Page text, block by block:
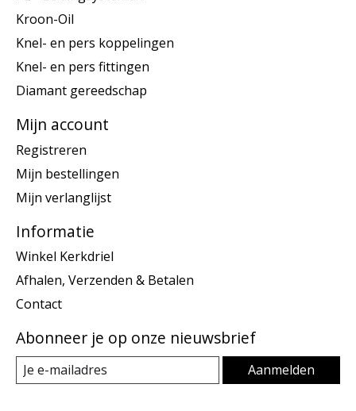
Kroon-Oil
Knel- en pers koppelingen
Knel- en pers fittingen
Diamant gereedschap
Mijn account
Registreren
Mijn bestellingen
Mijn verlanglijst
Informatie
Winkel Kerkdriel
Afhalen, Verzenden & Betalen
Contact
Abonneer je op onze nieuwsbrief
Aanmelden